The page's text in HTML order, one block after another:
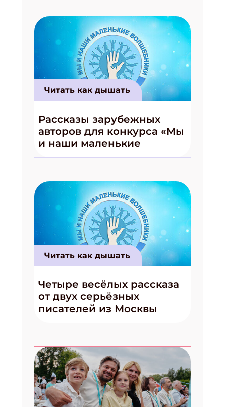
Читать как дышать
Рассказы зарубежных
авторов для конкурса «Мы
и наши маленькие
волшебники!»
Читать как дышать
Четыре весёлых рассказа
от двух серьёзных
писателей из Москвы
Подпишись на рассылку
Получи электронный "Классный журнал" в
подарок!
Укажите Ваш Email
ПОДПИСАТЬСЯ